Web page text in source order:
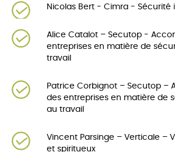
Nicolas Bert - Cimra - Sécurité
Alice Catalot – Secutop -
entreprises en matière de
travail
Patrice Corbignot – Secutop –
des entreprises en matière de
au travail
Vincent Parsinge – Verticale –
et spiritueux